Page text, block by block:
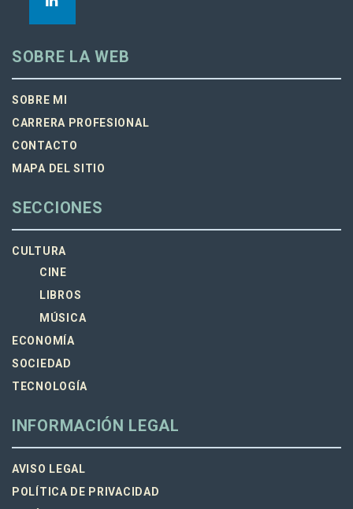
SOBRE LA WEB
SOBRE MI
CARRERA PROFESIONAL
CONTACTO
MAPA DEL SITIO
SECCIONES
CULTURA
CINE
LIBROS
MÚSICA
ECONOMÍA
SOCIEDAD
TECNOLOGÍA
INFORMACIÓN LEGAL
AVISO LEGAL
POLÍTICA DE PRIVACIDAD